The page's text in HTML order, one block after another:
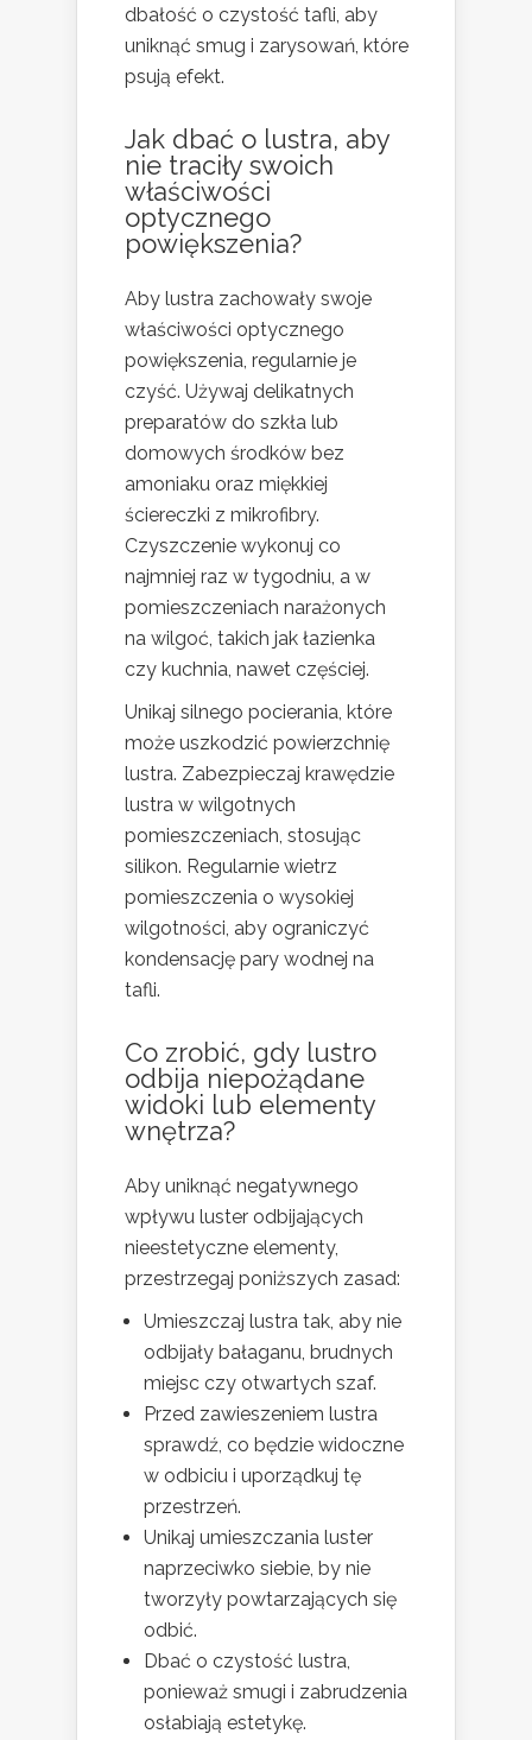
dbałość o czystość tafli, aby
uniknąć smug i zarysowań, które
psują efekt.
Jak dbać o lustra, aby
nie traciły swoich
właściwości
optycznego
powiększenia?
Aby lustra zachowały swoje
właściwości optycznego
powiększenia, regularnie je
czyść. Używaj delikatnych
preparatów do szkła lub
domowych środków bez
amoniaku oraz miękkiej
ściereczki z mikrofibry.
Czyszczenie wykonuj co
najmniej raz w tygodniu, a w
pomieszczeniach narażonych
na wilgoć, takich jak łazienka
czy kuchnia, nawet częściej.
Unikaj silnego pocierania, które
może uszkodzić powierzchnię
lustra. Zabezpieczaj krawędzie
lustra w wilgotnych
pomieszczeniach, stosując
silikon. Regularnie wietrz
pomieszczenia o wysokiej
wilgotności, aby ograniczyć
kondensację pary wodnej na
tafli.
Co zrobić, gdy lustro
odbija niepożądane
widoki lub elementy
wnętrza?
Aby uniknąć negatywnego
wpływu luster odbijających
nieestetyczne elementy,
przestrzegaj poniższych zasad:
Umieszczaj lustra tak, aby nie
odbijały bałaganu, brudnych
miejsc czy otwartych szaf.
Przed zawieszeniem lustra
sprawdź, co będzie widoczne
w odbiciu i uporządkuj tę
przestrzeń.
Unikaj umieszczania luster
naprzeciwko siebie, by nie
tworzyły powtarzających się
odbić.
Dbać o czystość lustra,
ponieważ smugi i zabrudzenia
osłabiają estetykę.